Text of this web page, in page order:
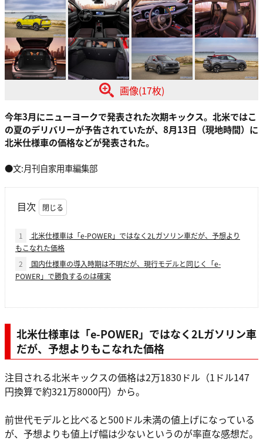
画像(17枚)
今年3月にニューヨークで発表された次期キックス。北米ではこ
の夏のデリバリーが予告されていたが、8月13日（現地時間）に
北米仕様車の価格などが発表された。
●文:月刊自家用車編集部
目次
1
北米仕様車は「e-POWER」ではなく2Lガソリン車だが、予想より
もこなれた価格
2
国内仕様車の導入時期は不明だが、現行モデルと同じく「e-
POWER」で勝負するのは確実
北米仕様車は「e-POWER」ではなく2Lガソリン車
だが、予想よりもこなれた価格
注目される北米キックスの価格は2万1830ドル（1ドル147
円換算で約321万8000円）から。
前世代モデルと比べると500ドル未満の値上げになっている
が、予想よりも値上げ幅は少ないというのが率直な感想だ。